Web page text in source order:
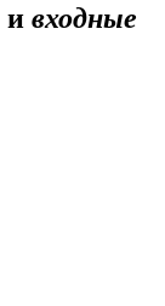
и входные